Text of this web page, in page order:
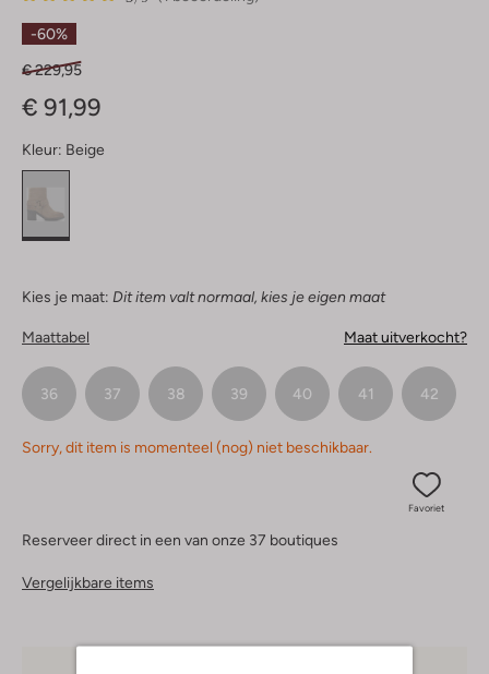
Sterren
-60%
€ 229,95
€ 91,99
Kleur: Beige
Kies je maat: Dit item valt normaal, kies je eigen maat
Maattabel Maat uitverkocht?
36 37 38 39 40 41 42
Sorry, dit item is momenteel (nog) niet beschikbaar.
Favoriet
Reserveer direct in een van onze 37 boutiques
Vergelijkbare items